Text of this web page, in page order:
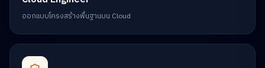
ออกแบบโครงสร้างพื้นฐานบน Cloud